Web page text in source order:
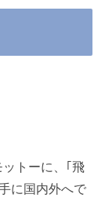
トーに、｢飛
に国内外へで